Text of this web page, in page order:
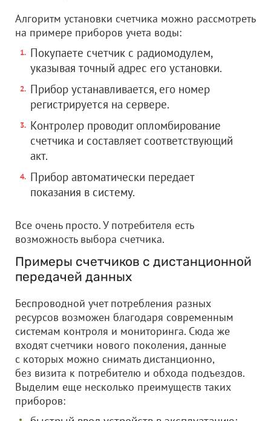
Алгоритм установки счетчика можно рассмотреть
на примере приборов учета воды:
Покупаете счетчик с радиомодулем,
указывая точный адрес его установки.
Прибор устанавливается, его номер
регистрируется на сервере.
Контролер проводит опломбирование
счетчика и составляет соответствующий
акт.
Прибор автоматически передает
показания в систему.
Все очень просто. У потребителя есть
возможность выбора счетчика.
Примеры счетчиков с дистанционной
передачей данных
Беспроводной учет потребления разных
ресурсов возможен благодаря современным
системам контроля и мониторинга. Сюда же
входят счетчики нового поколения, данные
с которых можно снимать дистанционно,
без визита к потребителю и обхода подъездов.
Выделим еще несколько преимуществ таких
приборов: